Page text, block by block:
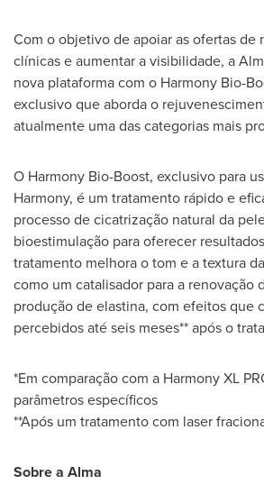
Com o objetivo de apoiar as ofertas de
clínicas e aumentar a visibilidade, a
nova plataforma com o Harmony Bio-
exclusivo que aborda o
atualmente uma das categorias mais
O Harmony Bio-Boost, exclusivo para
Harmony, é um tratamento rápido e
processo de cicatrização natural da
bioestimulação para oferecer
tratamento melhora o tom e a textura
como um catalisador para a renovação
produção de elastina, com efeitos que
percebidos até seis meses** após o
*Em comparação com a Harmony XL
parâmetros específicos
**Após um tratamento com laser
Sobre a Alma